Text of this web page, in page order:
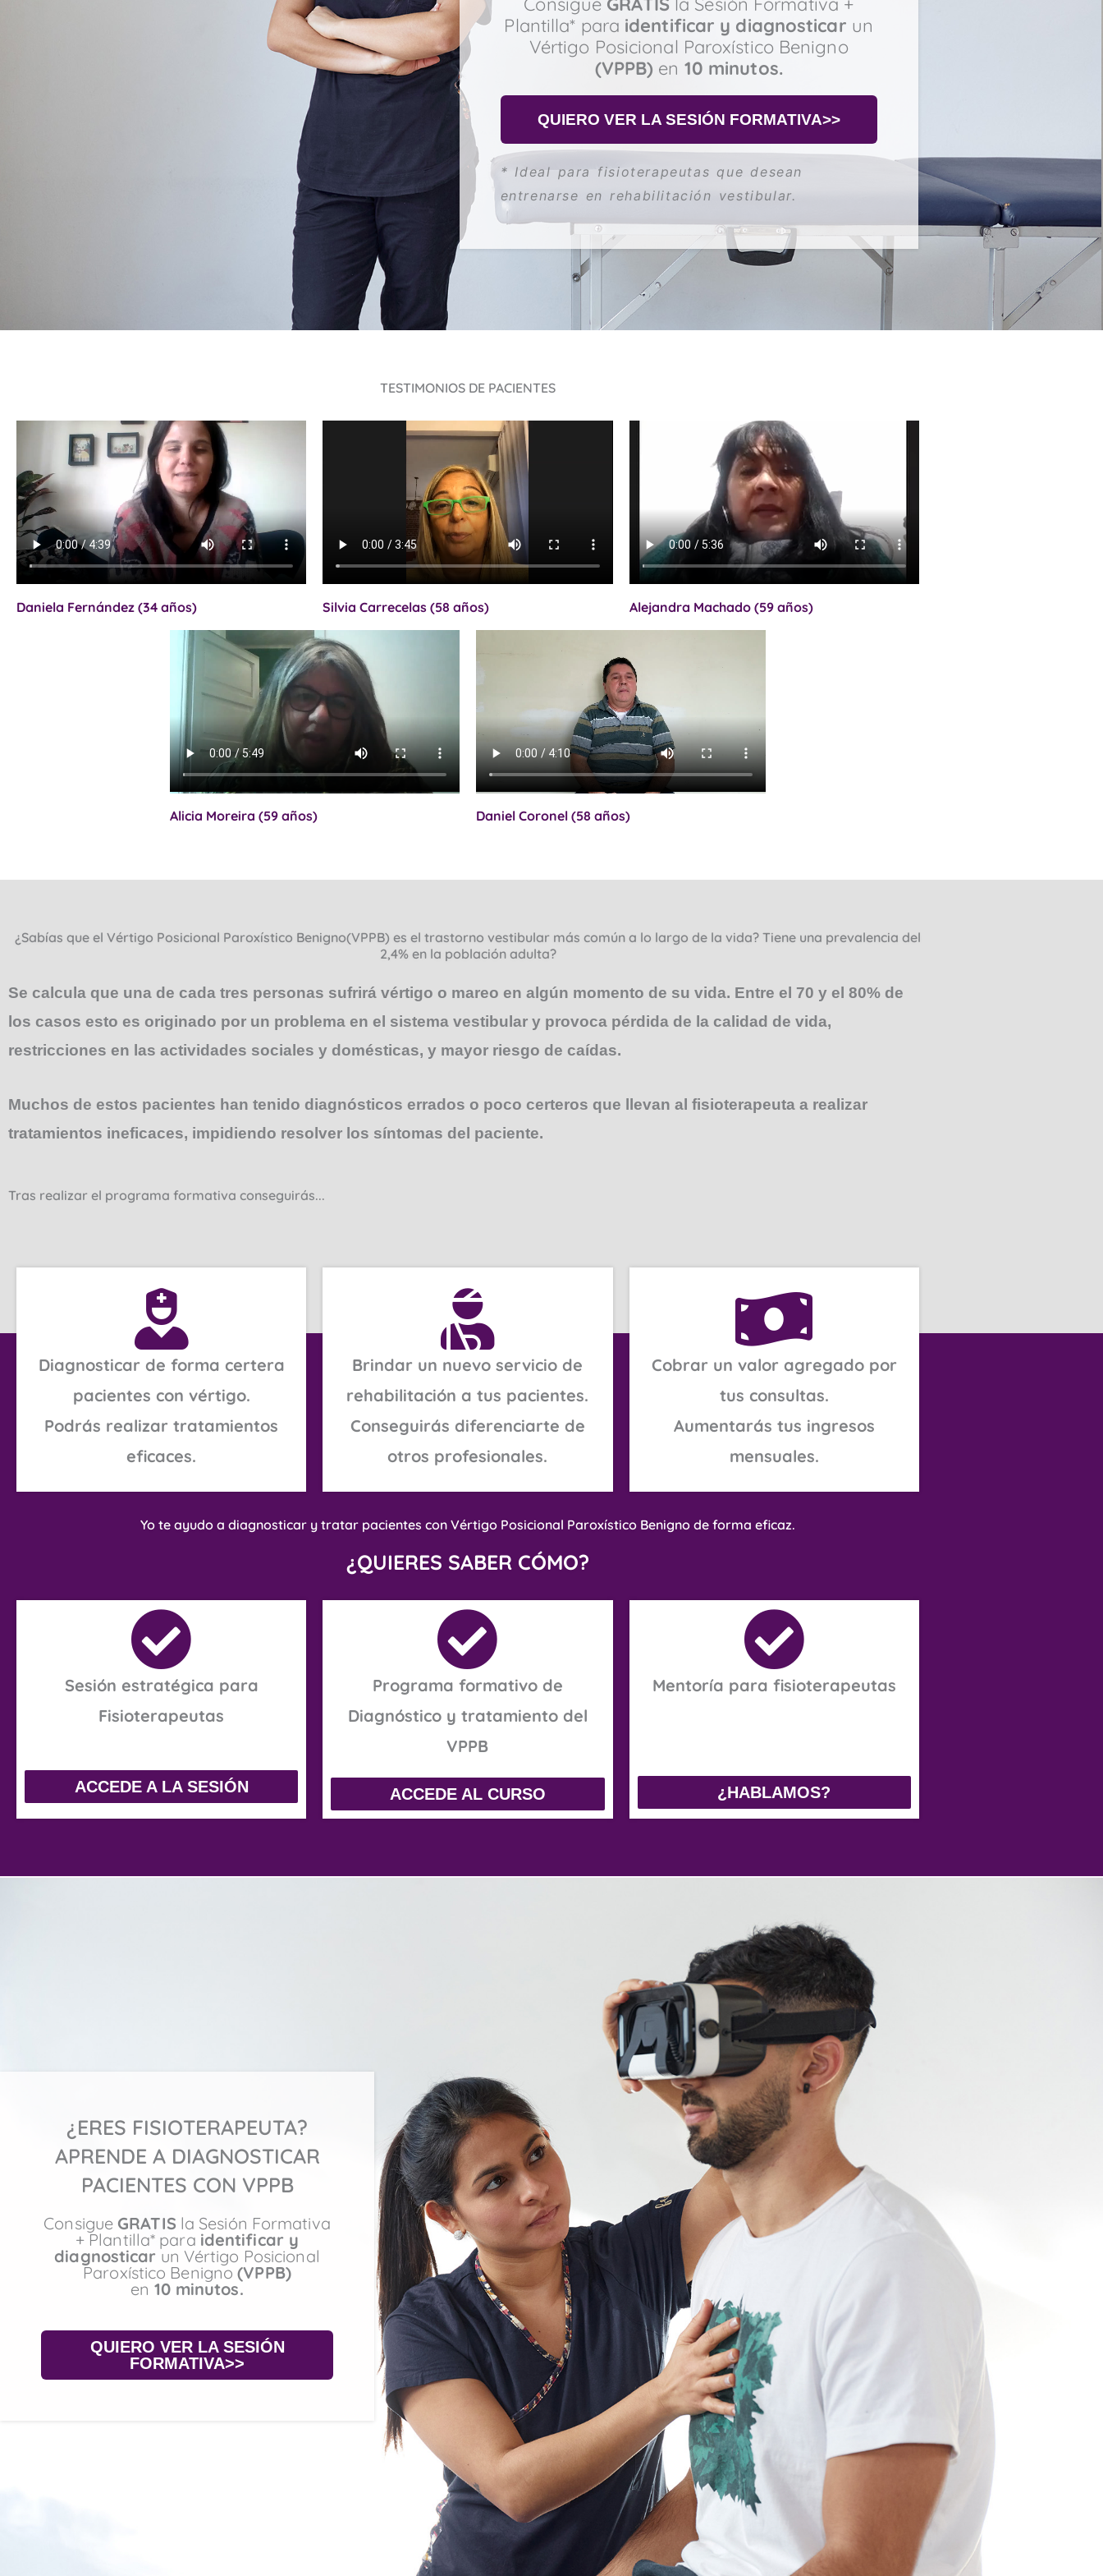
Plantilla* para identificar y diagnosticar un
Vértigo Posicional Paroxístico Benigno
(VPPB) en 10 minutos.
QUIERO VER LA SESIÓN FORMATIVA>>
* Ideal para fisioterapeutas que desean
entrenarse en rehabilitación vestibular.
TESTIMONIOS DE PACIENTES
Daniela Fernández (34 años) Silvia Carrecelas (58 años) Alejandra Machado (59 años)
Alicia Moreira (59 años) Daniel Coronel (58 años)
¿Sabías que el Vértigo Posicional Paroxístico Benigno(VPPB) es el trastorno vestibular más común a lo largo de la vida? Tiene una prevalencia del
2,4% en la población adulta?
Se calcula que una de cada tres personas sufrirá vértigo o mareo en algún momento de su vida. Entre el 70 y el 80% de
los casos esto es originado por un problema en el sistema vestibular y provoca pérdida de la calidad de vida,
restricciones en las actividades sociales y domésticas, y mayor riesgo de caídas.
Muchos de estos pacientes han tenido diagnósticos errados o poco certeros que llevan al fisioterapeuta a realizar
tratamientos ineficaces, impidiendo resolver los síntomas del paciente.
Tras realizar el programa formativa conseguirás...
Diagnosticar de forma certera
pacientes con vértigo.
Podrás realizar tratamientos
eficaces.
Brindar un nuevo servicio de
rehabilitación a tus pacientes.
Conseguirás diferenciarte de
otros profesionales.
Cobrar un valor agregado por
tus consultas.
Aumentarás tus ingresos
mensuales.
Yo te ayudo a diagnosticar y tratar pacientes con Vértigo Posicional Paroxístico Benigno de forma eficaz.
¿QUIERES SABER CÓMO?
Sesión estratégica para
Fisioterapeutas
ACCEDE A LA SESIÓN
Programa formativo de
Diagnóstico y tratamiento del
VPPB
ACCEDE AL CURSO
Mentoría para fisioterapeutas
¿HABLAMOS?
¿ERES FISIOTERAPEUTA?
APRENDE A DIAGNOSTICAR
PACIENTES CON VPPB
Consigue GRATIS la Sesión Formativa
+ Plantilla* para identificar y
diagnosticar un Vértigo Posicional
Paroxístico Benigno(VPPB)
en 10 minutos.
QUIERO VER LA SESIÓN
FORMATIVA>>